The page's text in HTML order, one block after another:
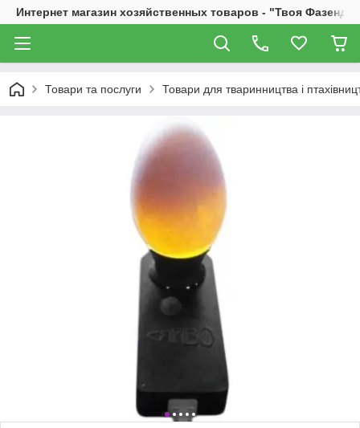
Интернет магазин хозяйственных товаров - "Твоя
Товари та послуги Товари для тваринництва і